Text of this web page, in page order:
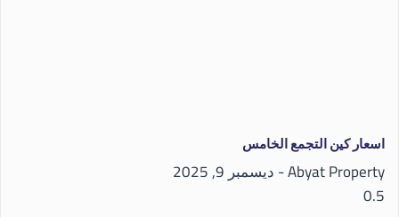
اسعار كين التجمع الخامس
Abyat Property ديسمبر 9, 2025